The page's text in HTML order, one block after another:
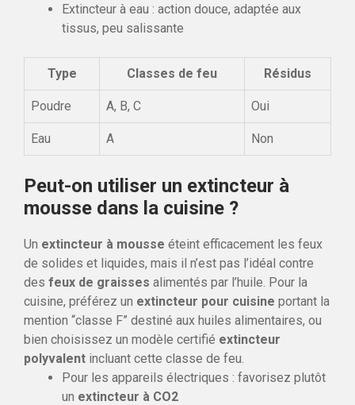
Extincteur à eau : action douce, adaptée aux
tissus, peu salissante
Type Classes de feu Résidus
Poudre A, B, C Oui
Eau A Non
Peut-on utiliser un extincteur à
mousse dans la cuisine ?
Un extincteur à mousse éteint efficacement les feux
de solides et liquides, mais il n’est pas l’idéal contre
des feux de graisses alimentés par l’huile. Pour la
cuisine, préférez un extincteur pour cuisine portant la
mention “classe F” destiné aux huiles alimentaires, ou
bien choisissez un modèle certifié extincteur
polyvalent incluant cette classe de feu.
Pour les appareils électriques : favorisez plutôt
un extincteur à CO2